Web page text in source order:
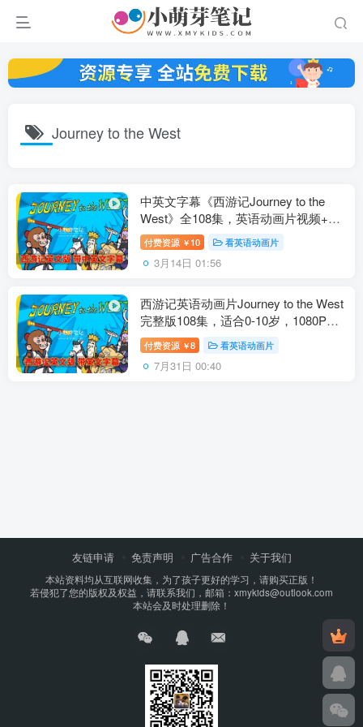
Journey to the West
中英文字幕《西游记Journey to the
West》全108集，英语动画片视频+音
频+绘本，百度云网盘下载！
付费资源 ￥ 10 看英语动画片
3月14日 01:56
西游记英语动画片Journey to the West
完整版108集，适合0-10岁，1080P高
清视频带英文字幕，百度云网盘下载
付费资源 ￥8 看英语动画片
7月31日 00:40
友链申请 免责声明 广告合作 关于我们
本站资料均从互联网收集，为了孩子更好的学习，请购买正版！
若侵犯了您的版权及权益，请联系我们，邮箱：xmykids@outlook.com
本站会及时处理删除！